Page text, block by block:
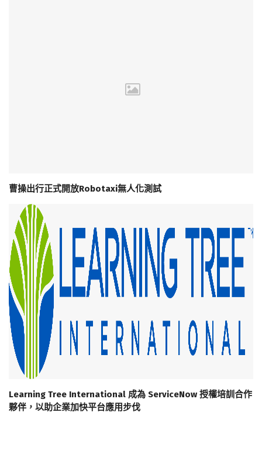
曹操出行正式開放Robotaxi無人化測試
Learning Tree International 成為 ServiceNow 授權培訓合作
夥伴，以助企業加快平台應用步伐